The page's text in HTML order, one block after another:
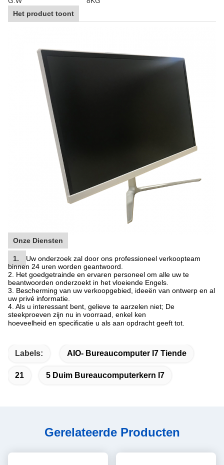
Het product toont
Onze Diensten
1.
Uw onderzoek zal door ons professioneel verkoopteam
binnen 24 uren worden geantwoord.
2. Het goedgetrainde en ervaren personeel om alle uw te
beantwoorden onderzoekt in het vloeiende Engels.
3. Bescherming van uw verkoopgebied, ideeën van ontwerp en al
uw privé informatie.
4. Als u interessant bent, gelieve te aarzelen niet; De
steekproeven zijn nu in voorraad, enkel ken
hoeveelheid en specificatie u als aan opdracht geeft tot.
Labels: AIO- Bureaucomputer I7 Tiende
21 5 Duim Bureaucomputerkern I7
Gerelateerde Producten